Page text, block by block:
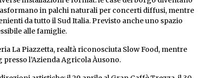
in palchi naturali per concerti diffusi, mentre
da tutto il Sud Italia. Previsto anche uno spazio
alle famiglie.
La Piazzetta, realtà riconosciuta Slow Food, mentre
l’Azienda Agricola Àusono.